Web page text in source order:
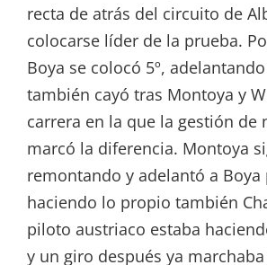
recta de atrás del circuito de
colocarse líder de la prueba.
Boya se colocó 5º,
también cayó tras Montoya y
carrera en la que la gestión de
marcó la diferencia. Montoya
remontando y adelantó a Boya
haciendo lo propio también
piloto austriaco estaba
y un giro después ya